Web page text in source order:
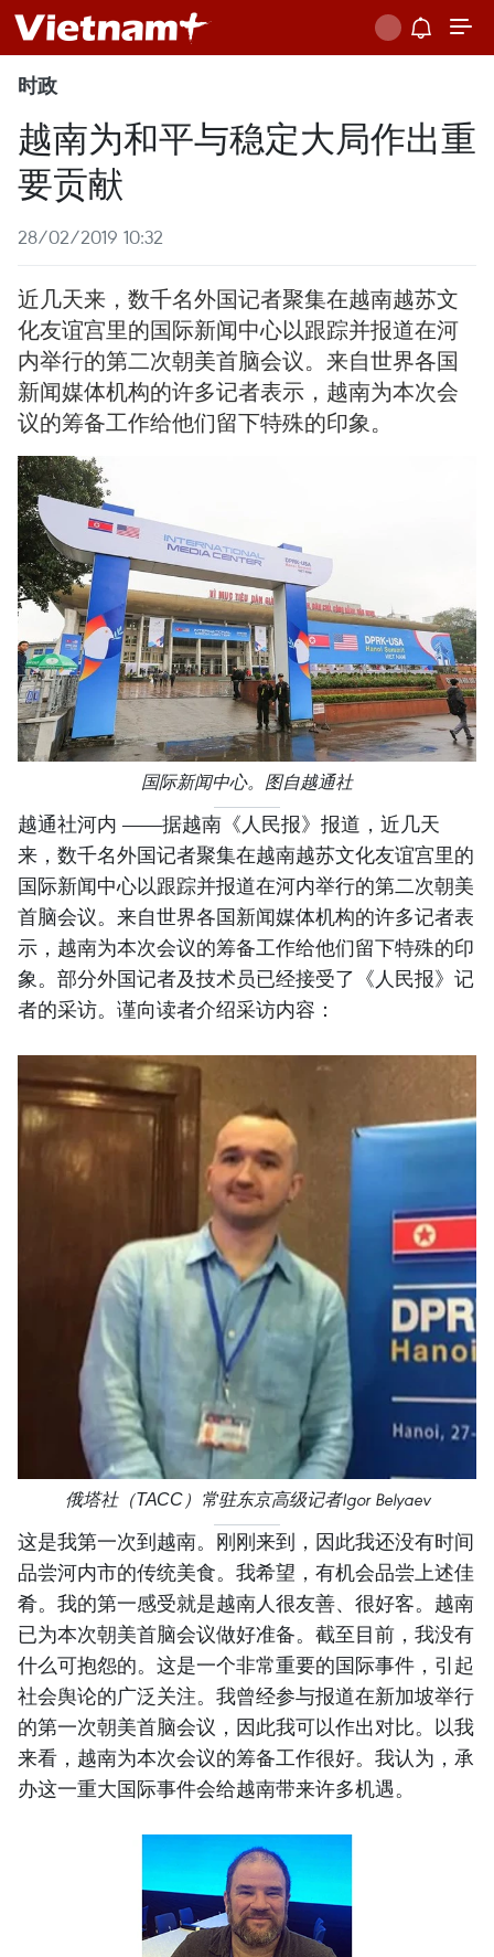
时政
越南为和平与稳定大局作出重
要贡献
28/02/2019 10:32
近几天来，数千名外国记者聚集在越南越苏文
化友谊宫里的国际新闻中心以跟踪并报道在河
内举行的第二次朝美首脑会议。来自世界各国
新闻媒体机构的许多记者表示，越南为本次会
议的筹备工作给他们留下特殊的印象。
国际新闻中心。图自越通社
越通社河内 ——据越南《人民报》报道，近几天
来，数千名外国记者聚集在越南越苏文化友谊宫里的
国际新闻中心以跟踪并报道在河内举行的第二次朝美
首脑会议。来自世界各国新闻媒体机构的许多记者表
示，越南为本次会议的筹备工作给他们留下特殊的印
象。部分外国记者及技术员已经接受了《人民报》记
者的采访。谨向读者介绍采访内容：
俄塔社（ТАСС）常驻东京高级记者Igor Belyaev
这是我第一次到越南。刚刚来到，因此我还没有时间
品尝河内市的传统美食。我希望，有机会品尝上述佳
肴。我的第一感受就是越南人很友善、很好客。越南
已为本次朝美首脑会议做好准备。截至目前，我没有
什么可抱怨的。这是一个非常重要的国际事件，引起
社会舆论的广泛关注。我曾经参与报道在新加坡举行
的第一次朝美首脑会议，因此我可以作出对比。以我
来看，越南为本次会议的筹备工作很好。我认为，承
办这一重大国际事件会给越南带来许多机遇。